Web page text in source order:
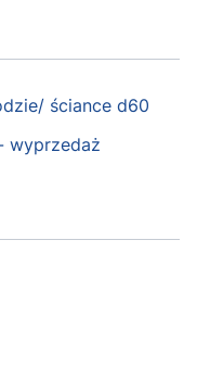
ściance d60
wyprzedaż